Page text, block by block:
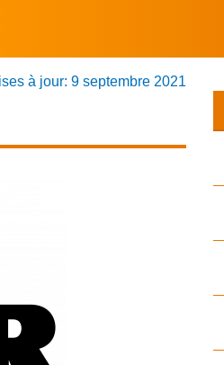
à jour: 9 septembre 2021